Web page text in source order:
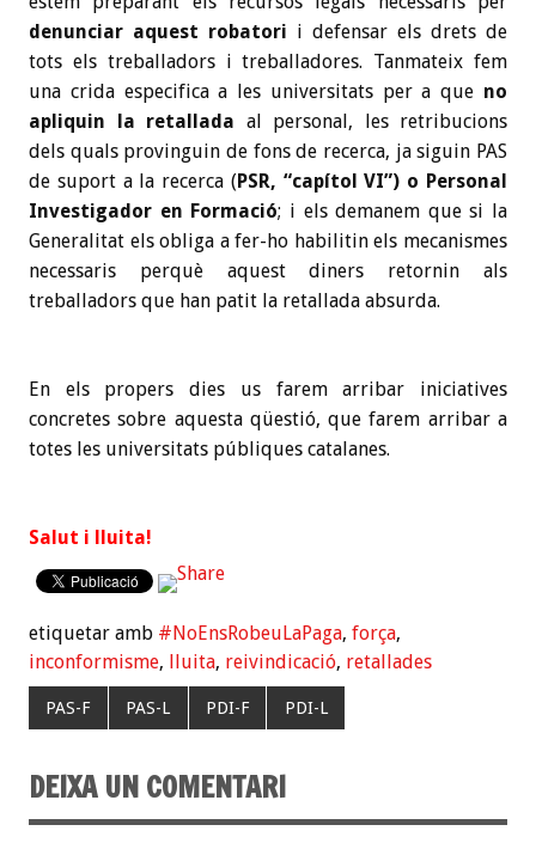
denunciar aquest robatori i defensar els drets de
tots els treballadors i treballadores. Tanmateix fem
una crida especifica a les universitats per a que no
apliquin la retallada al personal, les retribucions
dels quals provinguin de fons de recerca, ja siguin PAS
de suport a la recerca (PSR, “capítol VI”) o Personal
Investigador en Formació; i els demanem que si la
Generalitat els obliga a fer-ho habilitin els mecanismes
necessaris perquè aquest diners retornin als
treballadors que han patit la retallada absurda.
En els propers dies us farem arribar iniciatives
concretes sobre aquesta qüestió, que farem arribar a
totes les universitats públiques catalanes.
Salut i lluita!
etiquetar amb #NoEnsRobeuLaPaga, força,
inconformisme, lluita, reivindicació, retallades
PAS-F PAS-L PDI-F PDI-L
DEIXA UN COMENTARI